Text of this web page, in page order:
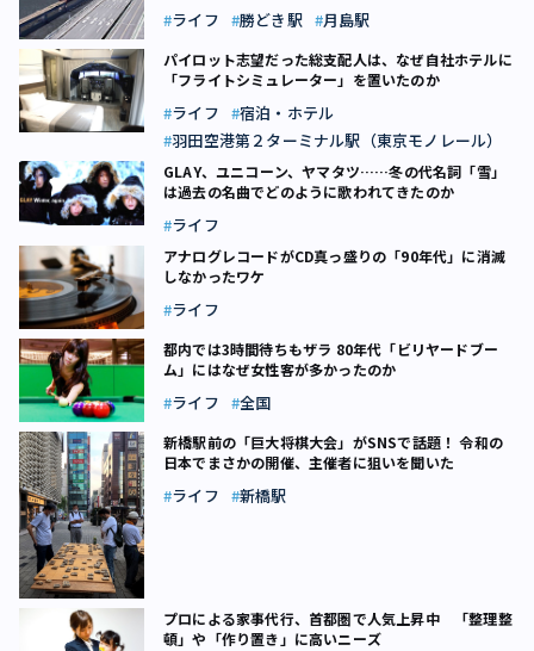
ライフ 勝どき駅 月島駅
パイロット志望だった総支配人は、なぜ自社ホテルに
「フライトシミュレーター」を置いたのか
ライフ
宿泊・ホテル
羽田空港第２ターミナル駅（東京モノレール）
GLAY、ユニコーン、ヤマタツ……冬の代名詞「雪」
は過去の名曲でどのように歌われてきたのか
ライフ
アナログレコードがCD真っ盛りの「90年代」に消滅
しなかったワケ
ライフ
都内では3時間待ちもザラ 80年代「ビリヤードブー
ム」にはなぜ女性客が多かったのか
ライフ 全国
新橋駅前の「巨大将棋大会」がSNSで話題！ 令和の
日本でまさかの開催、主催者に狙いを聞いた
ライフ 新橋駅
プロによる家事代行、首都圏で人気上昇中 「整理整
頓」や「作り置き」に高いニーズ